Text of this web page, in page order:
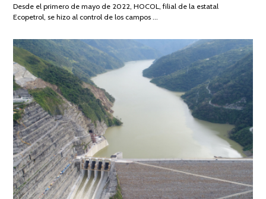
2026
Desde el primero de mayo de 2022, HOCOL, filial de la estatal
Ecopetrol, se hizo al control de los campos …